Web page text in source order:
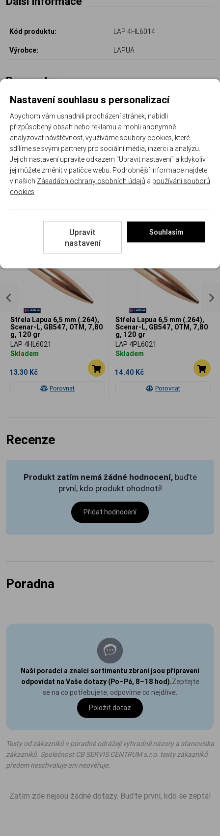
Kód produktu: LAP 4HL6014
Výrobce: LAPUA
Parametry
Průměr střely: 6.71 mm (.264'')
Ráže střely: 6.5 mm (.264)
Hmotnost střely: 6,50 g (100 grainů)
Typ / označení střely: Spitzer FMJ
Související
Porovnat
Střela Lapua 6,5 mm (.264),
Scenar-L, GB547, OTM, 7,80
g, 120 gr
LAP 4HL6021
Skladem
13.30 Kč
Porovnat
Střela Lapua 6,5 mm (.264),
Scenar-L, GB547, OTM, 7,80
g, 120 gr
LAP 4PL6021
Skladem
14.40 Kč
Recenze
Produkt zatím nemá žádné hodnocení, buďte
první, kdo produkt ohodnotí!
Přidat hodnocení
Poradna
Naši poradci a znalci sortimentu zbraní jsou připraveni
odpovídat na Vaše dotazy (Po–Pá, 8–18 hod).Zeptejte
se na co potřebujete, odpovíme co nejdříve.
Položit dotaz
Texty od zákazníků v poradně odrážejí výhradně názory a stanoviska
zákazníků. Společnost CB SERVIS CENTRUM s.r.o. texty zákazníků
předem neschvaluje ani neověřuje.
Zatím zde nejsou žádné dotazy. Buďte první, kdo se zeptá!
Nastavení souhlasu s personalizací
Abychom vám usnadnili procházení stránek, nabídli
přizpůsobený obsah nebo reklamu a mohli anonymně
analyzovat návštěvnost, využíváme soubory cookies, které
sdílíme se svými partnery pro sociální média, inzerci a analýzu.
Jejich nastavení upravíte odkazem "Upravit nastavení" a kdykoliv
jej můžete změnit v patičce webu. Podrobnější informace najdete
v našich Zásadách ochrany osobních údajů a používání souborů
cookies
Upravit
nastavení
Souhlasím